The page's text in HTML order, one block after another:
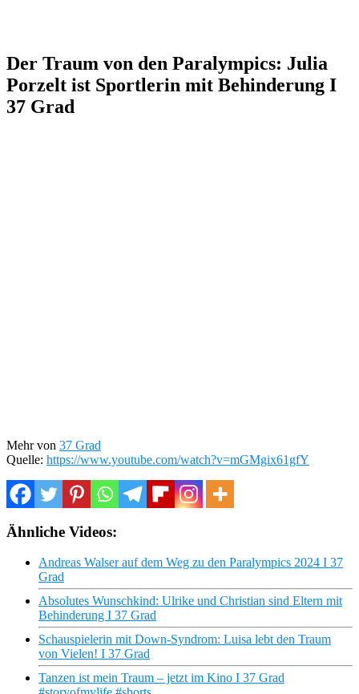
Der Traum von den Paralympics: Julia
Porzelt ist Sportlerin mit Behinderung I
37 Grad
Mehr von 37 Grad
Quelle: https://www.youtube.com/watch?v=mGMgix61gfY
Ähnliche Videos:
Andreas Walser auf dem Weg zu den Paralympics 2024 I 37
Grad
Absolutes Wunschkind: Ulrike und Christian sind Eltern mit
Behinderung I 37 Grad
Schauspielerin mit Down-Syndrom: Luisa lebt den Traum
von Vielen! I 37 Grad
Tanzen ist mein Traum – jetzt im Kino I 37 Grad